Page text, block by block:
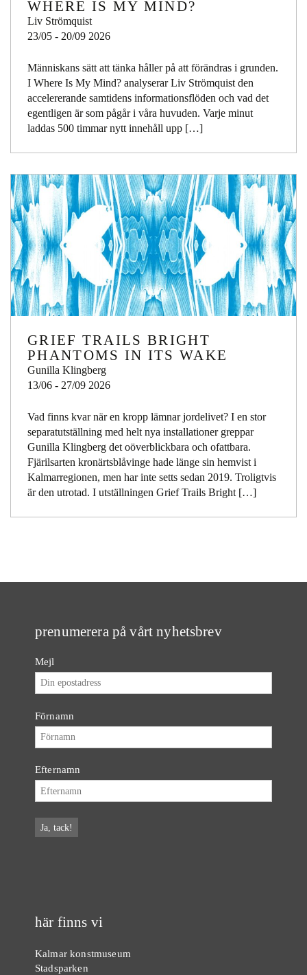
WHERE IS MY MIND?
Liv Strömquist
23/05 - 20/09 2026
Människans sätt att tänka håller på att förändras i grunden.
I Where Is My Mind? analyserar Liv Strömquist den
accelererande samtidens informationsflöden och vad det
egentligen är som pågår i våra huvuden. Varje minut
laddas 500 timmar nytt innehåll upp […]
GRIEF TRAILS BRIGHT
PHANTOMS IN ITS WAKE
Gunilla Klingberg
13/06 - 27/09 2026
Vad finns kvar när en kropp lämnar jordelivet? I en stor
separatutställning med helt nya installationer greppar
Gunilla Klingberg det oöverblickbara och ofattbara.
Fjärilsarten kronärtsblåvinge hade länge sin hemvist i
Kalmarregionen, men har inte setts sedan 2019. Troligtvis
är den utrotad. I utställningen Grief Trails Bright […]
prenumerera på vårt nyhetsbrev
Mejl
Förnamn
Efternamn
här finns vi
Kalmar konstmuseum
Stadsparken